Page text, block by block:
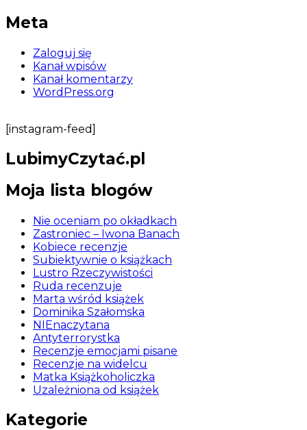
Meta
Zaloguj się
Kanał wpisów
Kanał komentarzy
WordPress.org
[instagram-feed]
LubimyCzytać.pl
Moja lista blogów
Nie oceniam po okładkach
Zastroniec – Iwona Banach
Kobiece recenzje
Subiektywnie o książkach
Lustro Rzeczywistości
Ruda recenzuje
Marta wśród książek
Dominika Szałomska
NIEnaczytana
Antyterrorystka
Recenzje emocjami pisane
Recenzje na widelcu
Matka Książkoholiczka
Uzależniona od książek
Kategorie